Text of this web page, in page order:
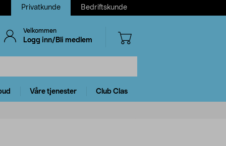
Privatkunde Bedriftskunde
Velkommen
Logg inn/Bli medlem
Våre tjenester Club Clas